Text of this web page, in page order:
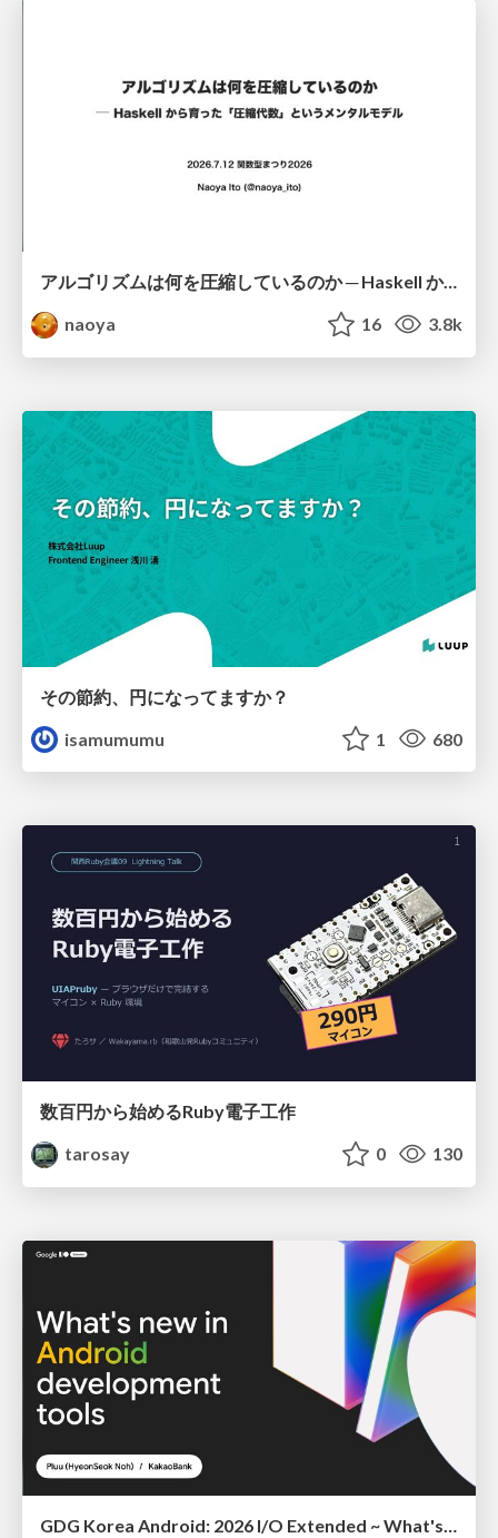
アルゴリズムは何を圧縮しているのか ─ Haskell から育った「圧縮代数」というメンタルモデル
naoya
16 3.8k
その節約、円になってますか？
isamumumu
1 680
数百円から始めるRuby電子工作
tarosay
0 130
GDG Korea Android: 2026 I/O Extended ~ What's new in Android development tools